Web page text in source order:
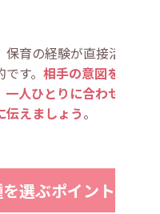
育の経験が直接活かせ
す。 相手の意図を汲み
人ひとりに合わせた丁
えましょう。
選ぶポイント